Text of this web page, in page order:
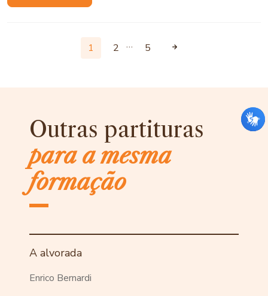
1 2 … 5
Outras partituras
para a mesma
formação
A alvorada
Enrico Bernardi